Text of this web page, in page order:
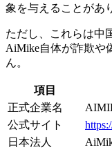
象を与えることがあ
ただし、これらは中
AiMike自体が詐欺や
ん。
項目
正式企業名
公式サイト
日本法人